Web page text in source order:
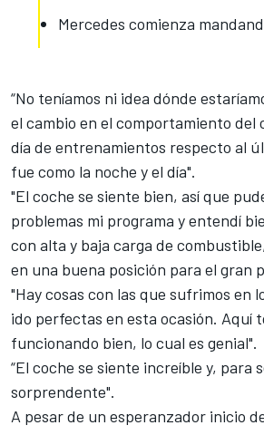
Mercedes comienza
“No teníamos ni idea dónde
el cambio en el comportamiento del
día de entrenamientos respecto al
fue como la noche y el día".
"El coche se siente bien, así que
problemas mi programa y entendí
con alta y baja carga de
en una buena posición para el gran
"Hay cosas con las que sufrimos en
ido perfectas en esta ocasión. Aquí
funcionando bien, lo cual es genial".
“El coche se siente increíble y, para
sorprendente".
A pesar de un esperanzador inicio